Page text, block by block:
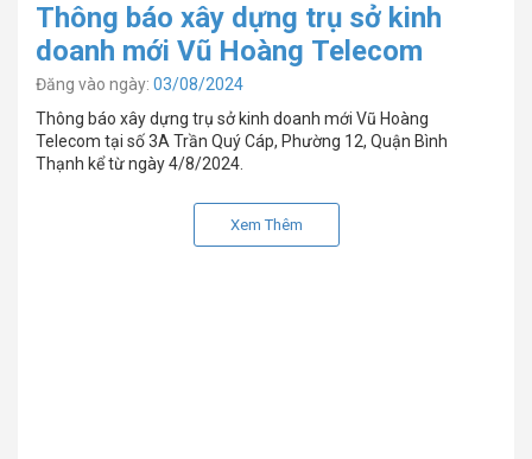
Thông báo xây dựng trụ sở kinh
doanh mới Vũ Hoàng Telecom
Đăng vào ngày: 03/08/2024
Thông báo xây dựng trụ sở kinh doanh mới Vũ Hoàng
Telecom tại số 3A Trần Quý Cáp, Phường 12, Quận Bình
Thạnh kể từ ngày 4/8/2024.
Xem Thêm